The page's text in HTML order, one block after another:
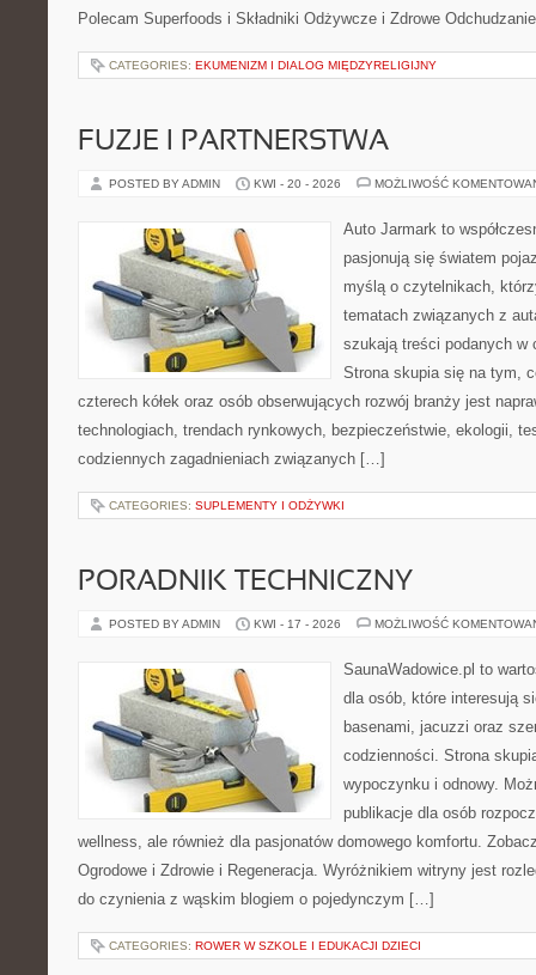
Polecam Superfoods i Składniki Odżywcze i Zdrowe
CATEGORIES: EKUMENIZM I DIALOG MIĘDZYRELIGIJNY
FUZJE I PARTNERSTWA
POSTED BY ADMIN KWI - 20 - 2026 MOŻLIWOŚĆ
Auto Jarmark to
pasjonują się światem
myślą o czytelnikach,
tematach związanych z
szukają treści podanych
Strona skupia się na tym,
czterech kółek oraz osób obserwujących rozwój branży jest
technologiach, trendach rynkowych, bezpieczeństwie, ekologii,
codziennych zagadnieniach związanych […]
CATEGORIES: SUPLEMENTY I ODŻYWKI
PORADNIK TECHNICZNY
POSTED BY ADMIN KWI - 17 - 2026 MOŻLIWOŚĆ
SaunaWadowice.pl to
dla osób, które interesują
basenami, jacuzzi oraz
codzienności. Strona
wypoczynku i odnowy.
publikacje dla osób
wellness, ale również dla pasjonatów domowego komfortu.
Ogrodowe i Zdrowie i Regeneracja. Wyróżnikiem witryny jest
do czynienia z wąskim blogiem o pojedynczym […]
CATEGORIES: ROWER W SZKOLE I EDUKACJI DZIECI